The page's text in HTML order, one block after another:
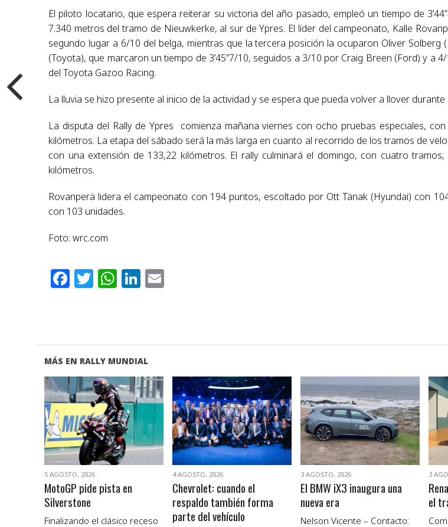
El piloto locatario, que espera reiterar su victoria del año pasado, empleó un tiempo de
7.340 metros del tramo de Nieuwkerke, al sur de Ypres. El líder del campeonato, Kalle
segundo lugar a 6/10 del belga, mientras que la tercera posición la ocuparon Oliver Solberg
(Toyota), que marcaron un tiempo de 3’45”7/10, seguidos a 3/10 por Craig Breen (Ford) y a
del Toyota Gazoo Racing.
La lluvia se hizo presente al inicio de la actividad y se espera que pueda volver a llover durante
La disputa del Rally de Ypres comienza mañana viernes con ocho pruebas especiales,
kilómetros. La etapa del sábado será la más larga en cuanto al recorrido de los tramos de
con una extensión de 133,22 kilómetros. El rally culminará el domingo, con cuatro
kilómetros.
Rovanperä lidera el campeonato con 194 puntos, escoltado por Ott Tänak (Hyundai) con
con 103 unidades.
Foto: wrc.com
Facebook
Twitter
WhatsApp
LinkedIn
MÁS EN RALLY MUNDIAL
VER NOTA
5 AGOSTO, 2026
MotoGP pide pista en
Silverstone
Finalizando el clásico receso
VER NOTA
4 AGOSTO, 2026
Chevrolet: cuando el
respaldo también forma
parte del vehículo
VER NOTA
3 AGOSTO, 2026
El BMW iX3 inaugura una
nueva era
Nelson Vicente – Contacto:
3
el